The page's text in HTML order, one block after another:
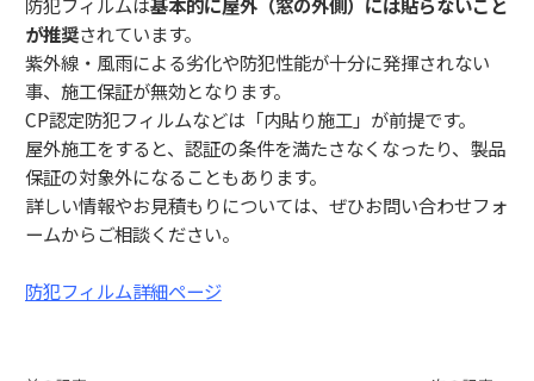
が推奨されています。
紫外線・風雨による劣化や防犯性能が十分に発揮されない
事、施工保証が無効となります。
CP認定防犯フィルムなどは「内貼り施工」が前提です。
屋外施工をすると、認証の条件を満たさなくなったり、製品
保証の対象外になることもあります。
詳しい情報やお見積もりについては、ぜひお問い合わせフォ
ームからご相談ください。
防犯フィルム詳細ページ